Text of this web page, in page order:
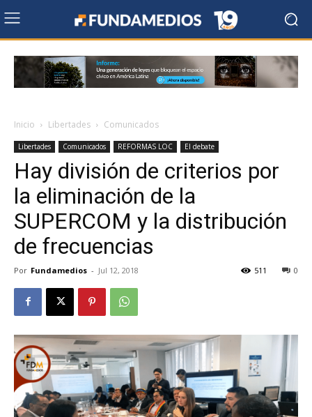
Inicio Libertades Comunicados
Libertades Comunicados REFORMAS LOC El debate
Hay división de criterios por
la eliminación de la
SUPERCOM y la distribución
de frecuencias
Por Fundamedios - Jul 12, 2018 0
511